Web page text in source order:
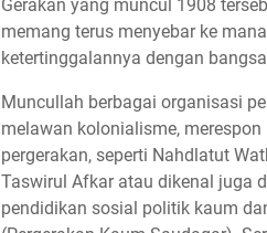
Gerakan yang muncul 1908
memang terus menyebar ke
ketertinggalannya dengan
Muncullah berbagai organisasi
melawan kolonialisme,
pergerakan, seperti Nahdlatut
Taswirul Afkar atau dikenal juga
pendidikan sosial politik kaum